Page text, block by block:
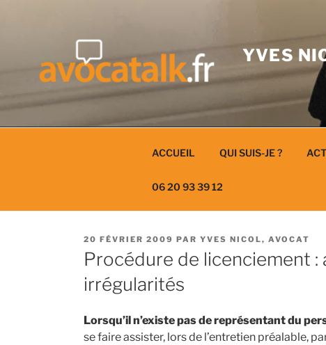
YVES
ACCUEIL QUI SUIS-JE ?
06 20 93 39 12
PUBLIÉ
LE
20 FÉVRIER 2009 PAR YVES NICOL, AVOCAT
Procédure de licenciement
irrégularités
Lorsqu’il n’existe pas de représentant du
se faire assister, lors de l’entretien préalable,